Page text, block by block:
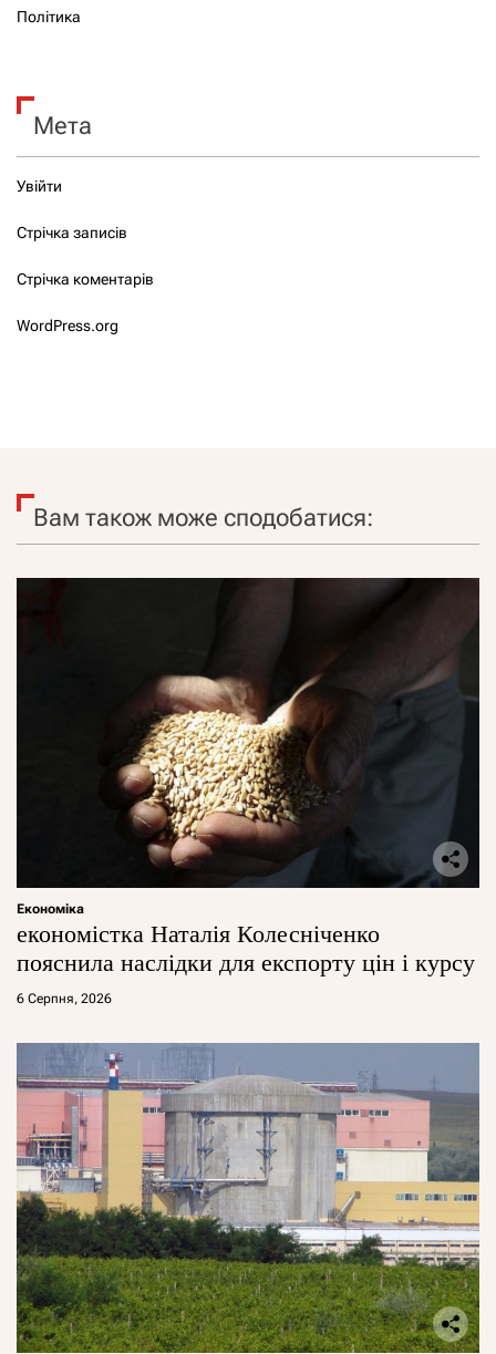
Політика
Мета
Увійти
Стрічка записів
Стрічка коментарів
WordPress.org
Вам також може сподобатися:
Економіка
економістка Наталія Колесніченко
пояснила наслідки для експорту цін і курсу
6 Серпня, 2026